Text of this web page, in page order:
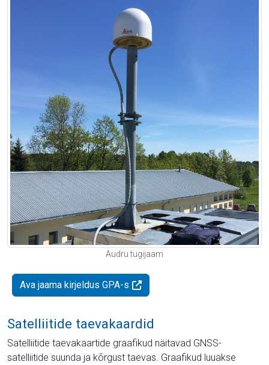
Audru tugijaam
Ava jaama kirjeldus GPA-s
Satelliitide taevakaardid
Satelliitide taevakaartide graafikud näitavad GNSS-
satelliitide suunda ja kõrgust taevas. Graafikud luuakse